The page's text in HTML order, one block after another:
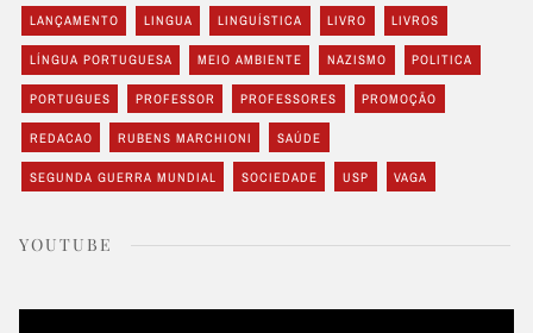
LANÇAMENTO LINGUA LINGUÍSTICA LIVRO LIVROS
LÍNGUA PORTUGUESA MEIO AMBIENTE NAZISMO POLITICA
PORTUGUES PROFESSOR PROFESSORES PROMOÇÃO
REDACAO RUBENS MARCHIONI SAÚDE
SEGUNDA GUERRA MUNDIAL SOCIEDADE USP VAGA
YOUTUBE